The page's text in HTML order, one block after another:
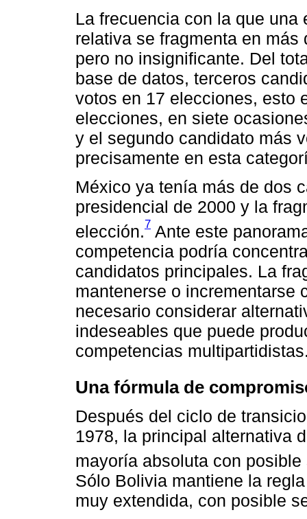
La frecuencia con la que
relativa se fragmenta en
pero no insignificante. Del
base de datos, terceros
votos en 17 elecciones, esto
elecciones, en siete
y el segundo candidato más
precisamente en esta
México ya tenía más de dos
presidencial de 2000 y la
elección.7 Ante este
competencia podría
candidatos principales. La
mantenerse o incrementarse
necesario considerar
indeseables que puede
competencias
Una fórmula de
Después del ciclo de
1978, la principal alternativa
mayoría absoluta con
Sólo Bolivia mantiene la
muy extendida, con posible